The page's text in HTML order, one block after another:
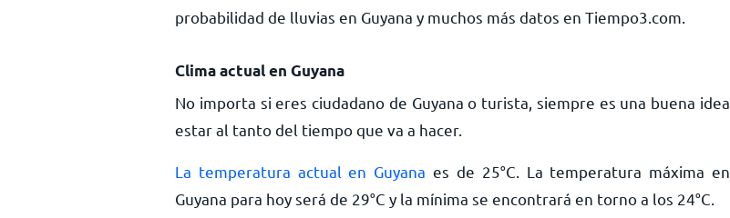
probabilidad de lluvias en Guyana y muchos más datos en Tiempo3.com.
Clima actual en Guyana
No importa si eres ciudadano de Guyana o turista, siempre es una buena idea
estar al tanto del tiempo que va a hacer.
La temperatura actual en Guyana es de 25°C . La temperatura máxima en
Guyana para hoy será de 29°C y la mínima se encontrará en torno a los 24°C